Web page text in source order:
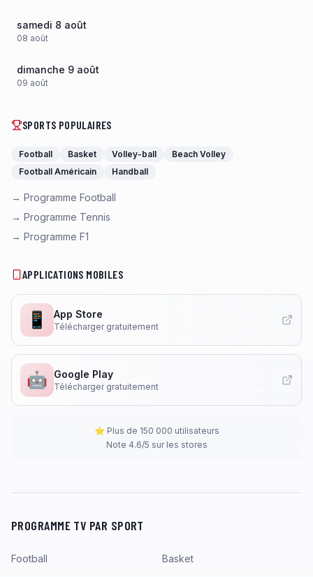
samedi 8 août
08 août
dimanche 9 août
09 août
SPORTS POPULAIRES
Football Basket Volley-ball
Beach Volley
Football Américain
Handball
→ Programme Football
→ Programme Tennis
→ Programme F1
APPLICATIONS MOBILES
📱 App Store
Télécharger gratuitement
🤖 Google Play
Télécharger gratuitement
⭐ Plus de 150 000 utilisateurs
Note 4.6/5 sur les stores
PROGRAMME TV PAR SPORT
Football Basket